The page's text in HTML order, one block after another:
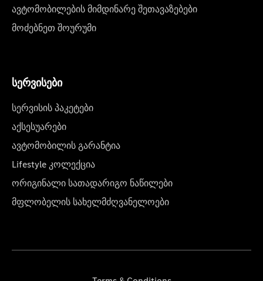
ავტომობილების მიმდინარე შეთავაზებები
მოძებნეთ შოურუმი
სერვისები
სერვისის პაკეტები
აქსესუარები
ავტომობილის გარანტია
Lifestyle კოლექცია
ორიგინალი სათადარიგო ნაწილები
მფლობელის სახელმძღვანელოები